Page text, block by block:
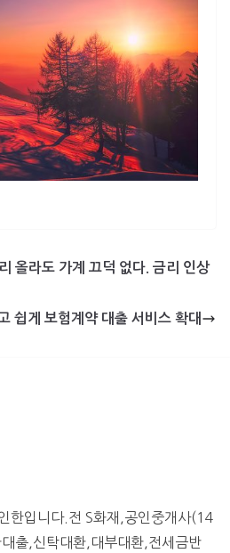
올라도 가계 끄덕 없다. 금리 인상
쉽게 보험계약 대출 서비스 확대
한입니다.전 S화재,공인중개사(14
출,신탁대환,대부대환,전세금반